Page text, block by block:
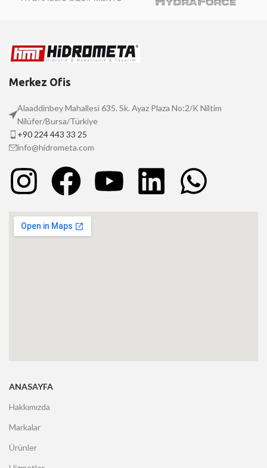
Merkez Ofis
Alaaddinbey Mahallesi 635. Sk. Ayaz Plaza No:2/K Niltim
Nilüfer/Bursa/Türkiye
+90 224 443 33 25
info@hidrometa.com
ANASAYFA
Hakkımızda
Markalar
Ürünler